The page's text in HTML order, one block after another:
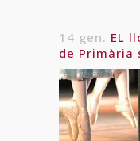
14 gen. EL
de Primària